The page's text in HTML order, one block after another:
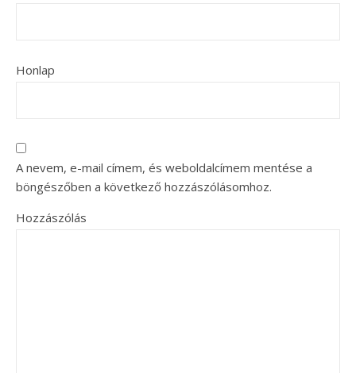
Honlap
A nevem, e-mail címem, és weboldalcímem mentése a
böngészőben a következő hozzászólásomhoz.
Hozzászólás